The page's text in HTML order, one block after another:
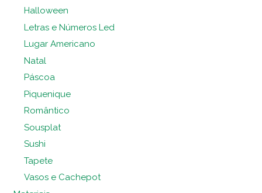
Halloween
Letras e Números Led
Lugar Americano
Natal
Páscoa
Piquenique
Romântico
Sousplat
Sushi
Tapete
Vasos e Cachepot